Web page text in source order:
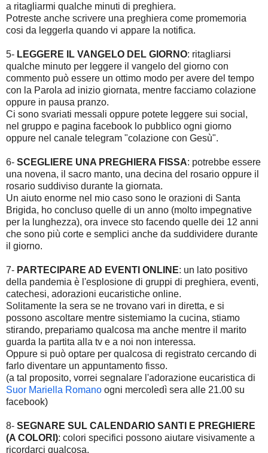
a ritagliarmi qualche minuti di preghiera.
Potreste anche scrivere una preghiera come promemoria
cosi da leggerla quando vi appare la notifica.
5- LEGGERE IL VANGELO DEL GIORNO: ritagliarsi
qualche minuto per leggere il vangelo del giorno con
commento può essere un ottimo modo per avere del tempo
con la Parola ad inizio giornata, mentre facciamo colazione
oppure in pausa pranzo.
Ci sono svariati messali oppure potete leggere sui social,
nel gruppo e pagina facebook lo pubblico ogni giorno
oppure nel canale telegram "colazione con Gesù".
6- SCEGLIERE UNA PREGHIERA FISSA: potrebbe essere
una novena, il sacro manto, una decina del rosario oppure il
rosario suddiviso durante la giornata.
Un aiuto enorme nel mio caso sono le orazioni di Santa
Brigida, ho concluso quelle di un anno (molto impegnative
per la lunghezza), ora invece sto facendo quelle dei 12 anni
che sono più corte e semplici anche da suddividere durante
il giorno.
7- PARTECIPARE AD EVENTI ONLINE: un lato positivo
della pandemia è l'esplosione di gruppi di preghiera, eventi,
catechesi, adorazioni eucaristiche online.
Solitamente la sera se ne trovano vari in diretta, e si
possono ascoltare mentre sistemiamo la cucina, stiamo
stirando, prepariamo qualcosa ma anche mentre il marito
guarda la partita alla tv e a noi non interessa.
Oppure si può optare per qualcosa di registrato cercando di
farlo diventare un appuntamento fisso.
(a tal proposito, vorrei segnalare l'adorazione eucaristica di
Suor Mariella Romano ogni mercoledì sera alle 21.00 su
facebook)
8- SEGNARE SUL CALENDARIO SANTI E PREGHIERE
(A COLORI): colori specifici possono aiutare visivamente a
ricordarci qualcosa.